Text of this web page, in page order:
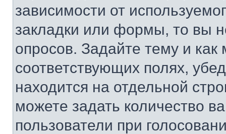
зависимости от
закладки или формы, то вы
опросов. Задайте тему и
соответствующих полях,
находится на отдельной
можете задать количество
пользователи при